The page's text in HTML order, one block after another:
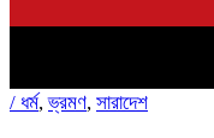
/ ধর্ম,ভ্রমণ, সারাদেশ